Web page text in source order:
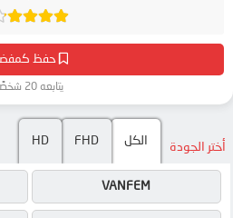
حفظ
يتابعه 20 شخصًا
أختر الجودة الكل FHD
HD
VANFEM